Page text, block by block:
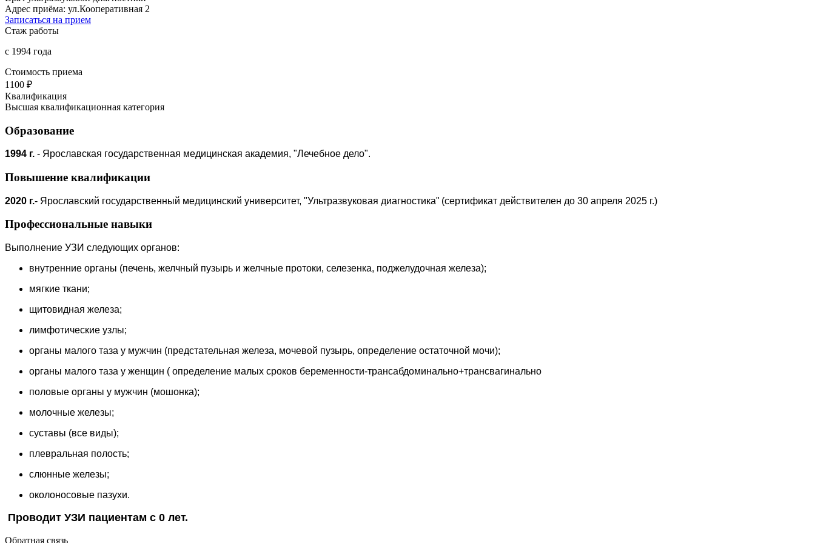
Адрес приёма: ул.Кооперативная 2
Записаться на прием
Стаж работы
с 1994 года
Стоимость приема
1100 ₽
Квалификация
Высшая квалификационная категория
Образование
1994 г. - Ярославская государственная медицинская академия, "Лечебное дело".
Повышение квалификации
2020 г.- Ярославский государственный медицинский университет, "Ультразвуковая диагностика" (сертификат действителен до 30 апреля 2025 г.)
Профессиональные навыки
Выполнение УЗИ следующих органов:
внутренние органы (печень, желчный пузырь и желчные протоки, селезенка, поджелудочная железа);
мягкие ткани;
щитовидная железа;
лимфотические узлы;
органы малого таза у мужчин (предстательная железа, мочевой пузырь, определение остаточной мочи);
органы малого таза у женщин ( определение малых сроков беременности-трансабдоминально+трансвагинально
половые органы у мужчин (мошонка);
молочные железы;
суставы (все виды);
плевральная полость;
слюнные железы;
околоносовые пазухи.
Проводит УЗИ пациентам с 0 лет.
Обратная связь